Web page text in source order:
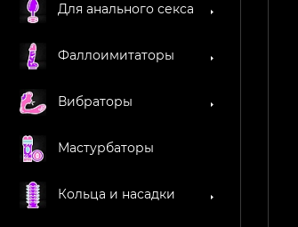
Для анального секса
Фаллоимитаторы
Вибраторы
Мастурбаторы
Кольца и насадки